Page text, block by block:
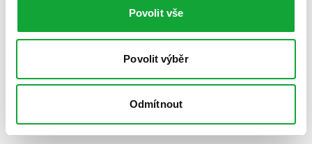
Povolit vše
Povolit výběr
Odmítnout